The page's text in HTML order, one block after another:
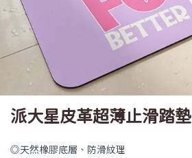
派大星皮革超薄止滑踏墊
◎天然橡膠底層、防滑紋理